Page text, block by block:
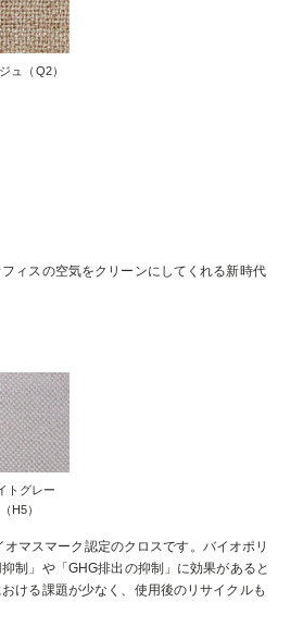
ュ（Q2）
ィスの空気をクリーンにしてくれる新時代
トグレー
（H5）
マスマーク認定のクロスです。バイオポリ
制」や「GHG排出の抑制」に効果があると
ける課題が少なく、使用後のリサイクルも